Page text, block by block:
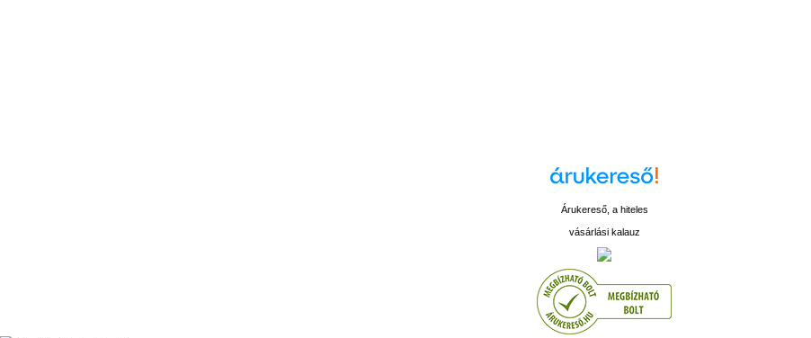
Árukereső, a hiteles
vásárlási kalauz